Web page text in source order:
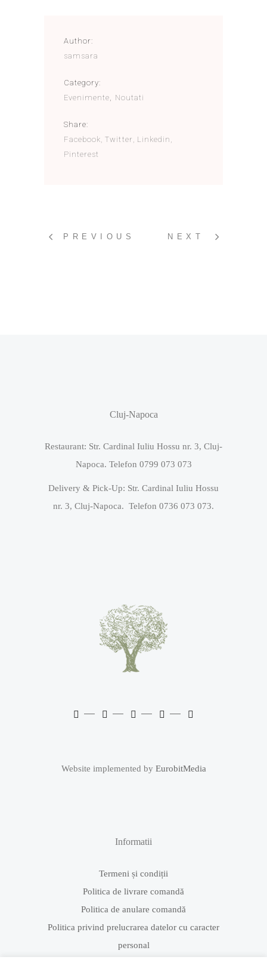
Author:
samsara
Category:
Evenimente, Noutati
Share:
Facebook Twitter Linkedin
Pinterest
PREVIOUS NEXT
Cluj-Napoca
Restaurant: Str. Cardinal Iuliu Hossu nr. 3, Cluj-
Napoca. Telefon 0799 073 073
Delivery & Pick-Up: Str. Cardinal Iuliu Hossu
nr. 3, Cluj-Napoca. Telefon 0736 073 073.
Website implemented by EurobitMedia
Informatii
Termeni și condiții
Politica de livrare comandă
Politica de anulare comandă
Politica privind prelucrarea datelor cu caracter
personal